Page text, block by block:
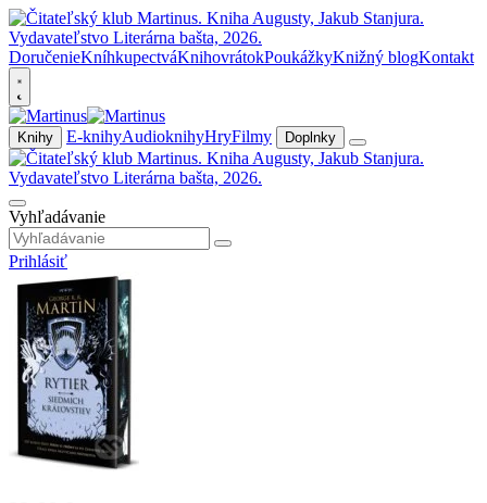
DoručenieKníhkupectváKnihovrátokPoukážkyKnižný blogKontakt
Knihy E-knihyAudioknihyHryFilmy Doplnky
Vyhľadávanie
Prihlásiť